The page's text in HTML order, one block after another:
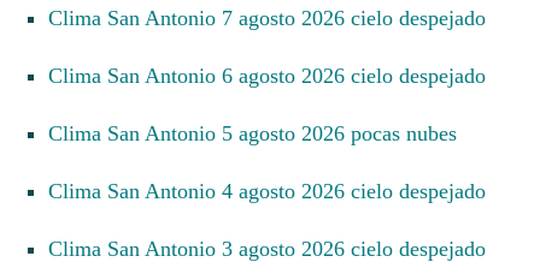
Clima San Antonio 7 agosto 2026 cielo despejado
Clima San Antonio 6 agosto 2026 cielo despejado
Clima San Antonio 5 agosto 2026 pocas nubes
Clima San Antonio 4 agosto 2026 cielo despejado
Clima San Antonio 3 agosto 2026 cielo despejado